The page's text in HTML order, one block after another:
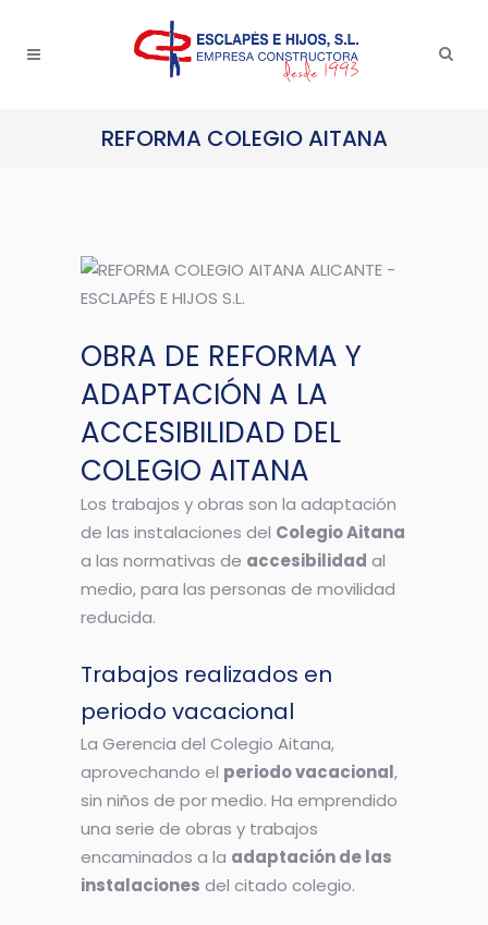
REFORMA COLEGIO AITANA
OBRA DE REFORMA Y
ADAPTACIÓN A LA
ACCESIBILIDAD DEL
COLEGIO AITANA
Los trabajos y obras son la adaptación
de las instalaciones del Colegio Aitana
a las normativas de accesibilidad al
medio, para las personas de movilidad
reducida.
Trabajos realizados en
periodo vacacional
La Gerencia del Colegio Aitana,
aprovechando el periodo vacacional,
sin niños de por medio. Ha emprendido
una serie de obras y trabajos
encaminados a la adaptación de las
instalaciones del citado colegio.